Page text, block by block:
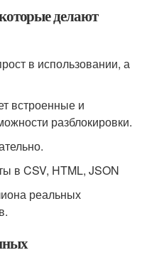
делают
в использовании, а
встроенные и
разблокировки.
в CSV, HTML, JSON
реальных